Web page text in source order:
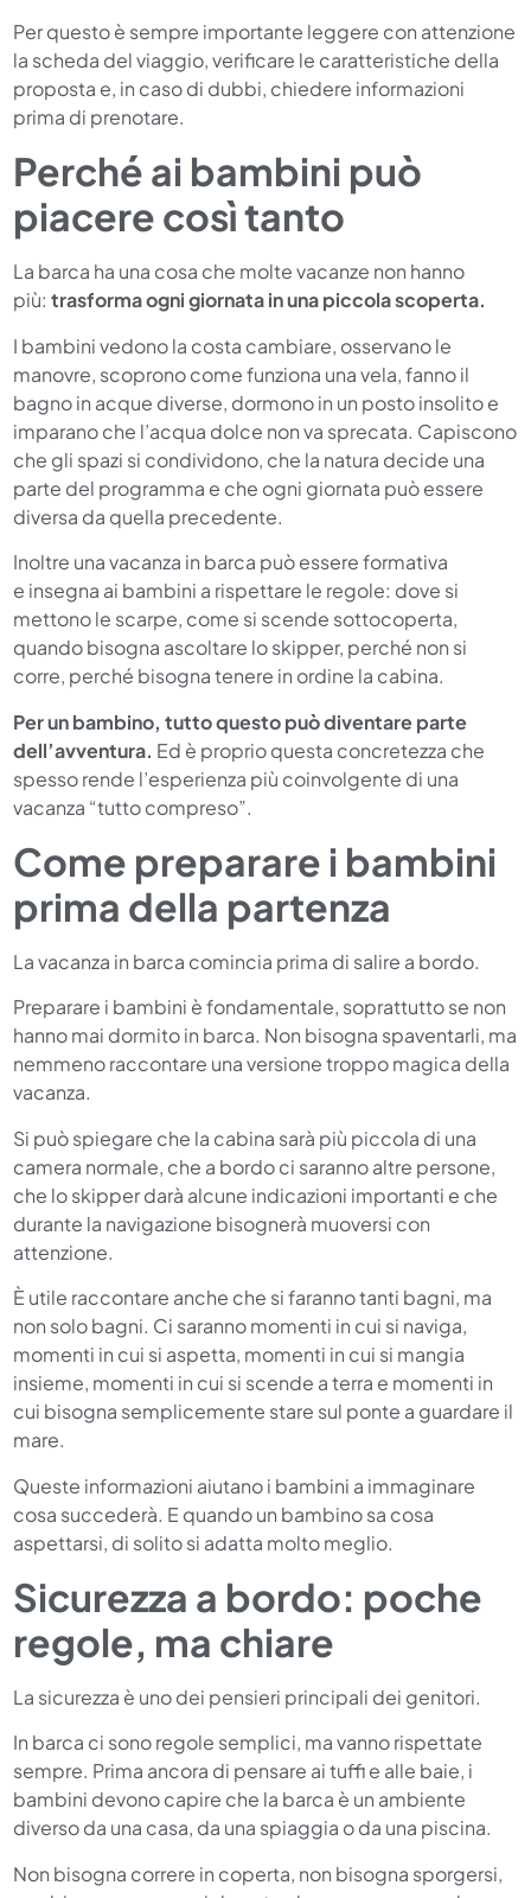
Per questo è sempre importante leggere con attenzione
la scheda del viaggio, verificare le caratteristiche della
proposta e, in caso di dubbi, chiedere informazioni
prima di prenotare.
Perché ai bambini può
piacere così tanto
La barca ha una cosa che molte vacanze non hanno
più:trasforma ogni giornata in una piccola scoperta.
I bambini vedono la costa cambiare, osservano le
manovre, scoprono come funziona una vela, fanno il
bagno in acque diverse, dormono in un posto insolito e
imparano che l’acqua dolce non va sprecata. Capiscono
che gli spazi si condividono, che la natura decide una
parte del programma e che ogni giornata può essere
diversa da quella precedente.
Inoltre una vacanza in barca può essere formativa
e insegna ai bambini a rispettare le regole: dove si
mettono le scarpe, come si scende sottocoperta,
quando bisogna ascoltare lo skipper, perché non si
corre, perché bisogna tenere in ordine la cabina.
Per un bambino, tutto questo può diventare parte
dell’avventura. Ed è proprio questa concretezza che
spesso rende l’esperienza più coinvolgente di una
vacanza “tutto compreso”.
Come preparare i bambini
prima della partenza
La vacanza in barca comincia prima di salire a bordo.
Preparare i bambini è fondamentale, soprattutto se non
hanno mai dormito in barca. Non bisogna spaventarli, ma
nemmeno raccontare una versione troppo magica della
vacanza.
Si può spiegare che la cabina sarà più piccola di una
camera normale, che a bordo ci saranno altre persone,
che lo skipper darà alcune indicazioni importanti e che
durante la navigazione bisognerà muoversi con
attenzione.
È utile raccontare anche che si faranno tanti bagni, ma
non solo bagni. Ci saranno momenti in cui si naviga,
momenti in cui si aspetta, momenti in cui si mangia
insieme, momenti in cui si scende a terra e momenti in
cui bisogna semplicemente stare sul ponte a guardare il
mare.
Queste informazioni aiutano i bambini a immaginare
cosa succederà. E quando un bambino sa cosa
aspettarsi, di solito si adatta molto meglio.
Sicurezza a bordo: poche
regole, ma chiare
La sicurezza è uno dei pensieri principali dei genitori.
In barca ci sono regole semplici, ma vanno rispettate
sempre. Prima ancora di pensare ai tuffi e alle baie, i
bambini devono capire che la barca è un ambiente
diverso da una casa, da una spiaggia o da una piscina.
Non bisogna correre in coperta, non bisogna sporgersi,